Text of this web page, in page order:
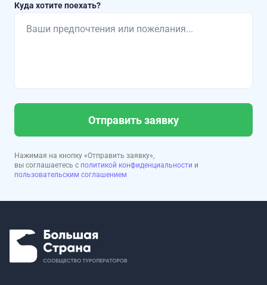
Куда хотите поехать?
Отправить заявку
Нажимая на кнопку «Отправить заявку»,
вы соглашаетесь с политикой конфиденциальности и
пользовательским соглашением